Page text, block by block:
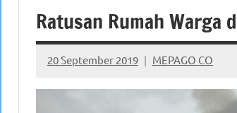
Ratusan Rumah Warga
20 September 2019 MEPAGO CO
No
comments